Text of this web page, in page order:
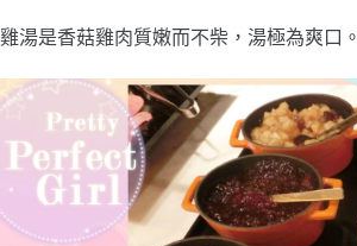
雞湯是香菇雞肉質嫩而不柴，湯極為爽口。